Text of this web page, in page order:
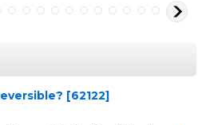
[62122]